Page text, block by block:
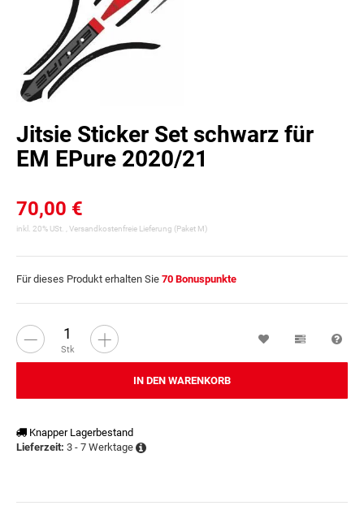
Jitsie Sticker Set schwarz für
EM EPure 2020/21
70,00 €
inkl. 20% USt. , Versandkostenfreie Lieferung (Paket M)
Für dieses Produkt erhalten Sie 70 Bonuspunkte
Stk
IN DEN WARENKORB
Knapper Lagerbestand
Lieferzeit: 3 - 7 Werktage
Wunschzettel